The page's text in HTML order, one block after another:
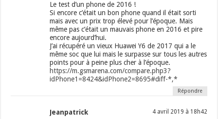
Le test d’un phone de 2016 !
Si encore c’était un bon phone quand il était sorti
mais avec un prix trop élevé pour l’époque. Mais
même pas c’était un mauvais phone en 2016 et pire
encore aujourd’hui.
J’ai récupéré un vieux Huawei Y6 de 2017 qui a le
même soc que lui mais le surpasse sur tous les autres
points pour à peine plus cher à l’époque.
https://m.gsmarena.com/compare.php3?
idPhone1=8424&idPhone2=8695#diff-*,*
Répondre
Jeanpatrick 4 avril 2019 à 18h42